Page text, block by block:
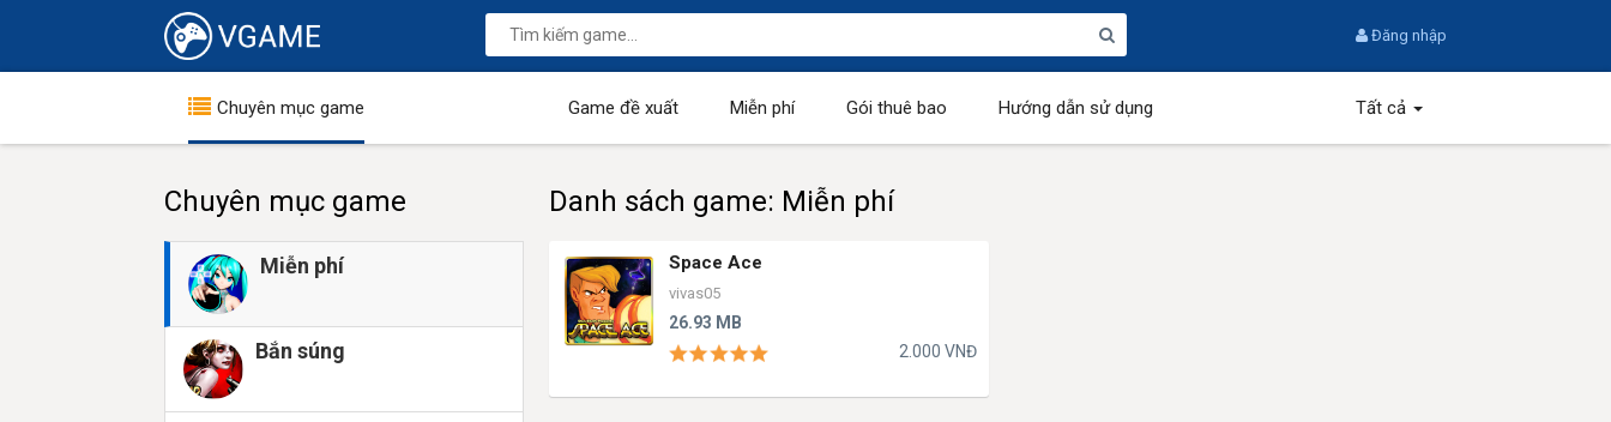
Đăng nhập
Chuyên mục game Game đề xuất Miễn phí Gói thuê bao Hướng dẫn sử dụng Tất cả
Chuyên mục game
Miễn phí
Bắn súng
Danh sách game: Miễn phí
Space Ace
vivas05
26.93 MB
2.000 VNĐ